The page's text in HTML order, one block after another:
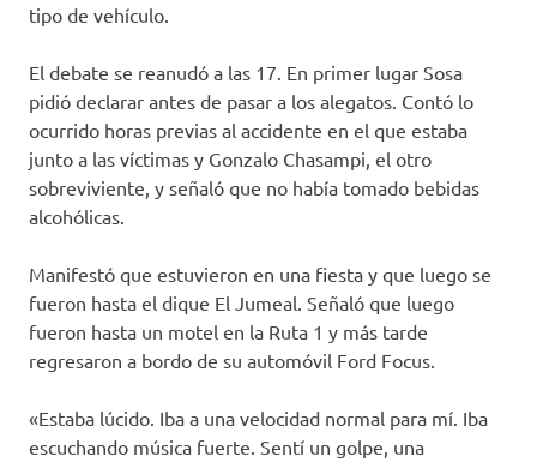
tipo de vehículo.
El debate se reanudó a las 17. En primer lugar Sosa
pidió declarar antes de pasar a los alegatos. Contó lo
ocurrido horas previas al accidente en el que estaba
junto a las víctimas y Gonzalo Chasampi, el otro
sobreviviente, y señaló que no había tomado bebidas
alcohólicas.
Manifestó que estuvieron en una fiesta y que luego se
fueron hasta el dique El Jumeal. Señaló que luego
fueron hasta un motel en la Ruta 1 y más tarde
regresaron a bordo de su automóvil Ford Focus.
«Estaba lúcido. Iba a una velocidad normal para mí. Iba
escuchando música fuerte. Sentí un golpe, una